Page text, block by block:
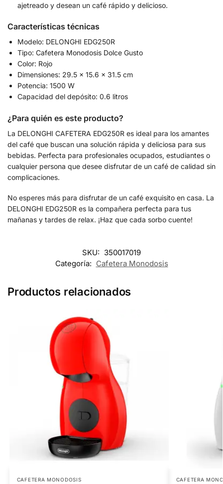
ajetreado y desean un café rápido y delicioso.
Características técnicas
Modelo: DELONGHI EDG250R
Tipo: Cafetera Monodosis Dolce Gusto
Color: Rojo
Dimensiones: 29.5 x 15.6 x 31.5 cm
Potencia: 1500 W
Capacidad del depósito: 0.6 litros
¿Para quién es este producto?
La DELONGHI CAFETERA EDG250R es ideal para los amantes
del café que buscan una solución rápida y deliciosa para sus
bebidas. Perfecta para profesionales ocupados, estudiantes o
cualquier persona que desee disfrutar de un café de calidad sin
complicaciones.
No esperes más para disfrutar de un café exquisito en casa. La
DELONGHI EDG250R es la compañera perfecta para tus
mañanas y tardes de relax. ¡Haz que cada sorbo cuente!
SKU: 350017019
Categoría: Cafetera Monodosis
Productos relacionados
CAFETERA MONODOSIS CAFETERA